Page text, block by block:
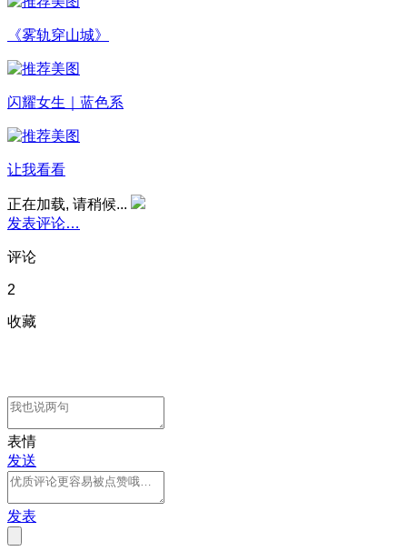
《雾轨穿山城》
闪耀女生｜蓝色系
让我看看
正在加载, 请稍候...
发表评论…
评论
2
收藏
表情
发送
发表